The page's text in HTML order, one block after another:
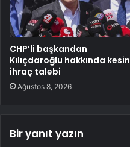
CHP’li başkandan
Kılıçdaroğlu hakkında kesin
ihraç talebi
Ağustos 8, 2026
Bir yanıt yazın